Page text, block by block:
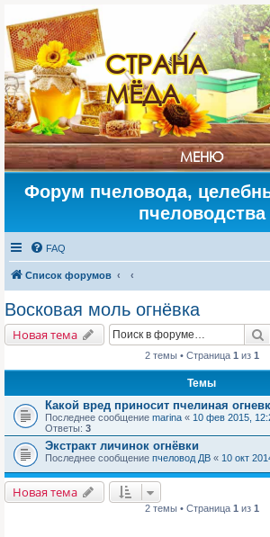
СТРАНА
МЁДА
МЕНЮ
Форум пчеловода,
пчеловодства
FAQ
Список форумов
Восковая моль огнёвка
Новая тема
2 темы • Страница 1 из 1
Темы
Какой вред приносит пчелиная
Последнее сообщение marina « 10 фев 2015,
Ответы: 3
Экстракт личинок огнёвки
Последнее сообщение пчеловод ДВ « 10 окт
Новая тема
2 темы • Страница 1 из 1